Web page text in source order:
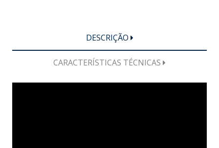
DESCRIÇÃO
CARACTERÍSTICAS TÉCNICAS